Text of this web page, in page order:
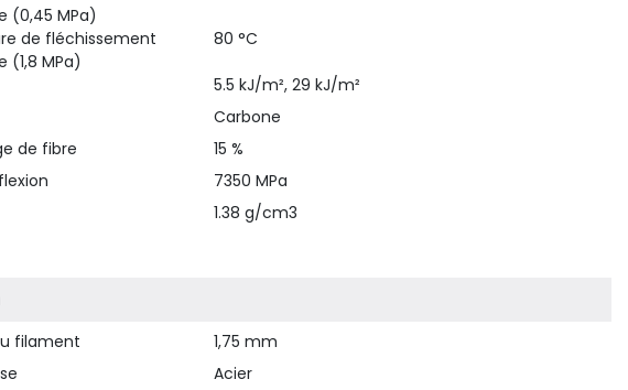
(0,45 MPa)
de fléchissement
(1,8 MPa)
80 °C
5.5 kJ/m², 29 kJ/m²
Carbone
de fibre
15 %
7350 MPa
1.38 g/cm3
filament
1,75 mm
Acier